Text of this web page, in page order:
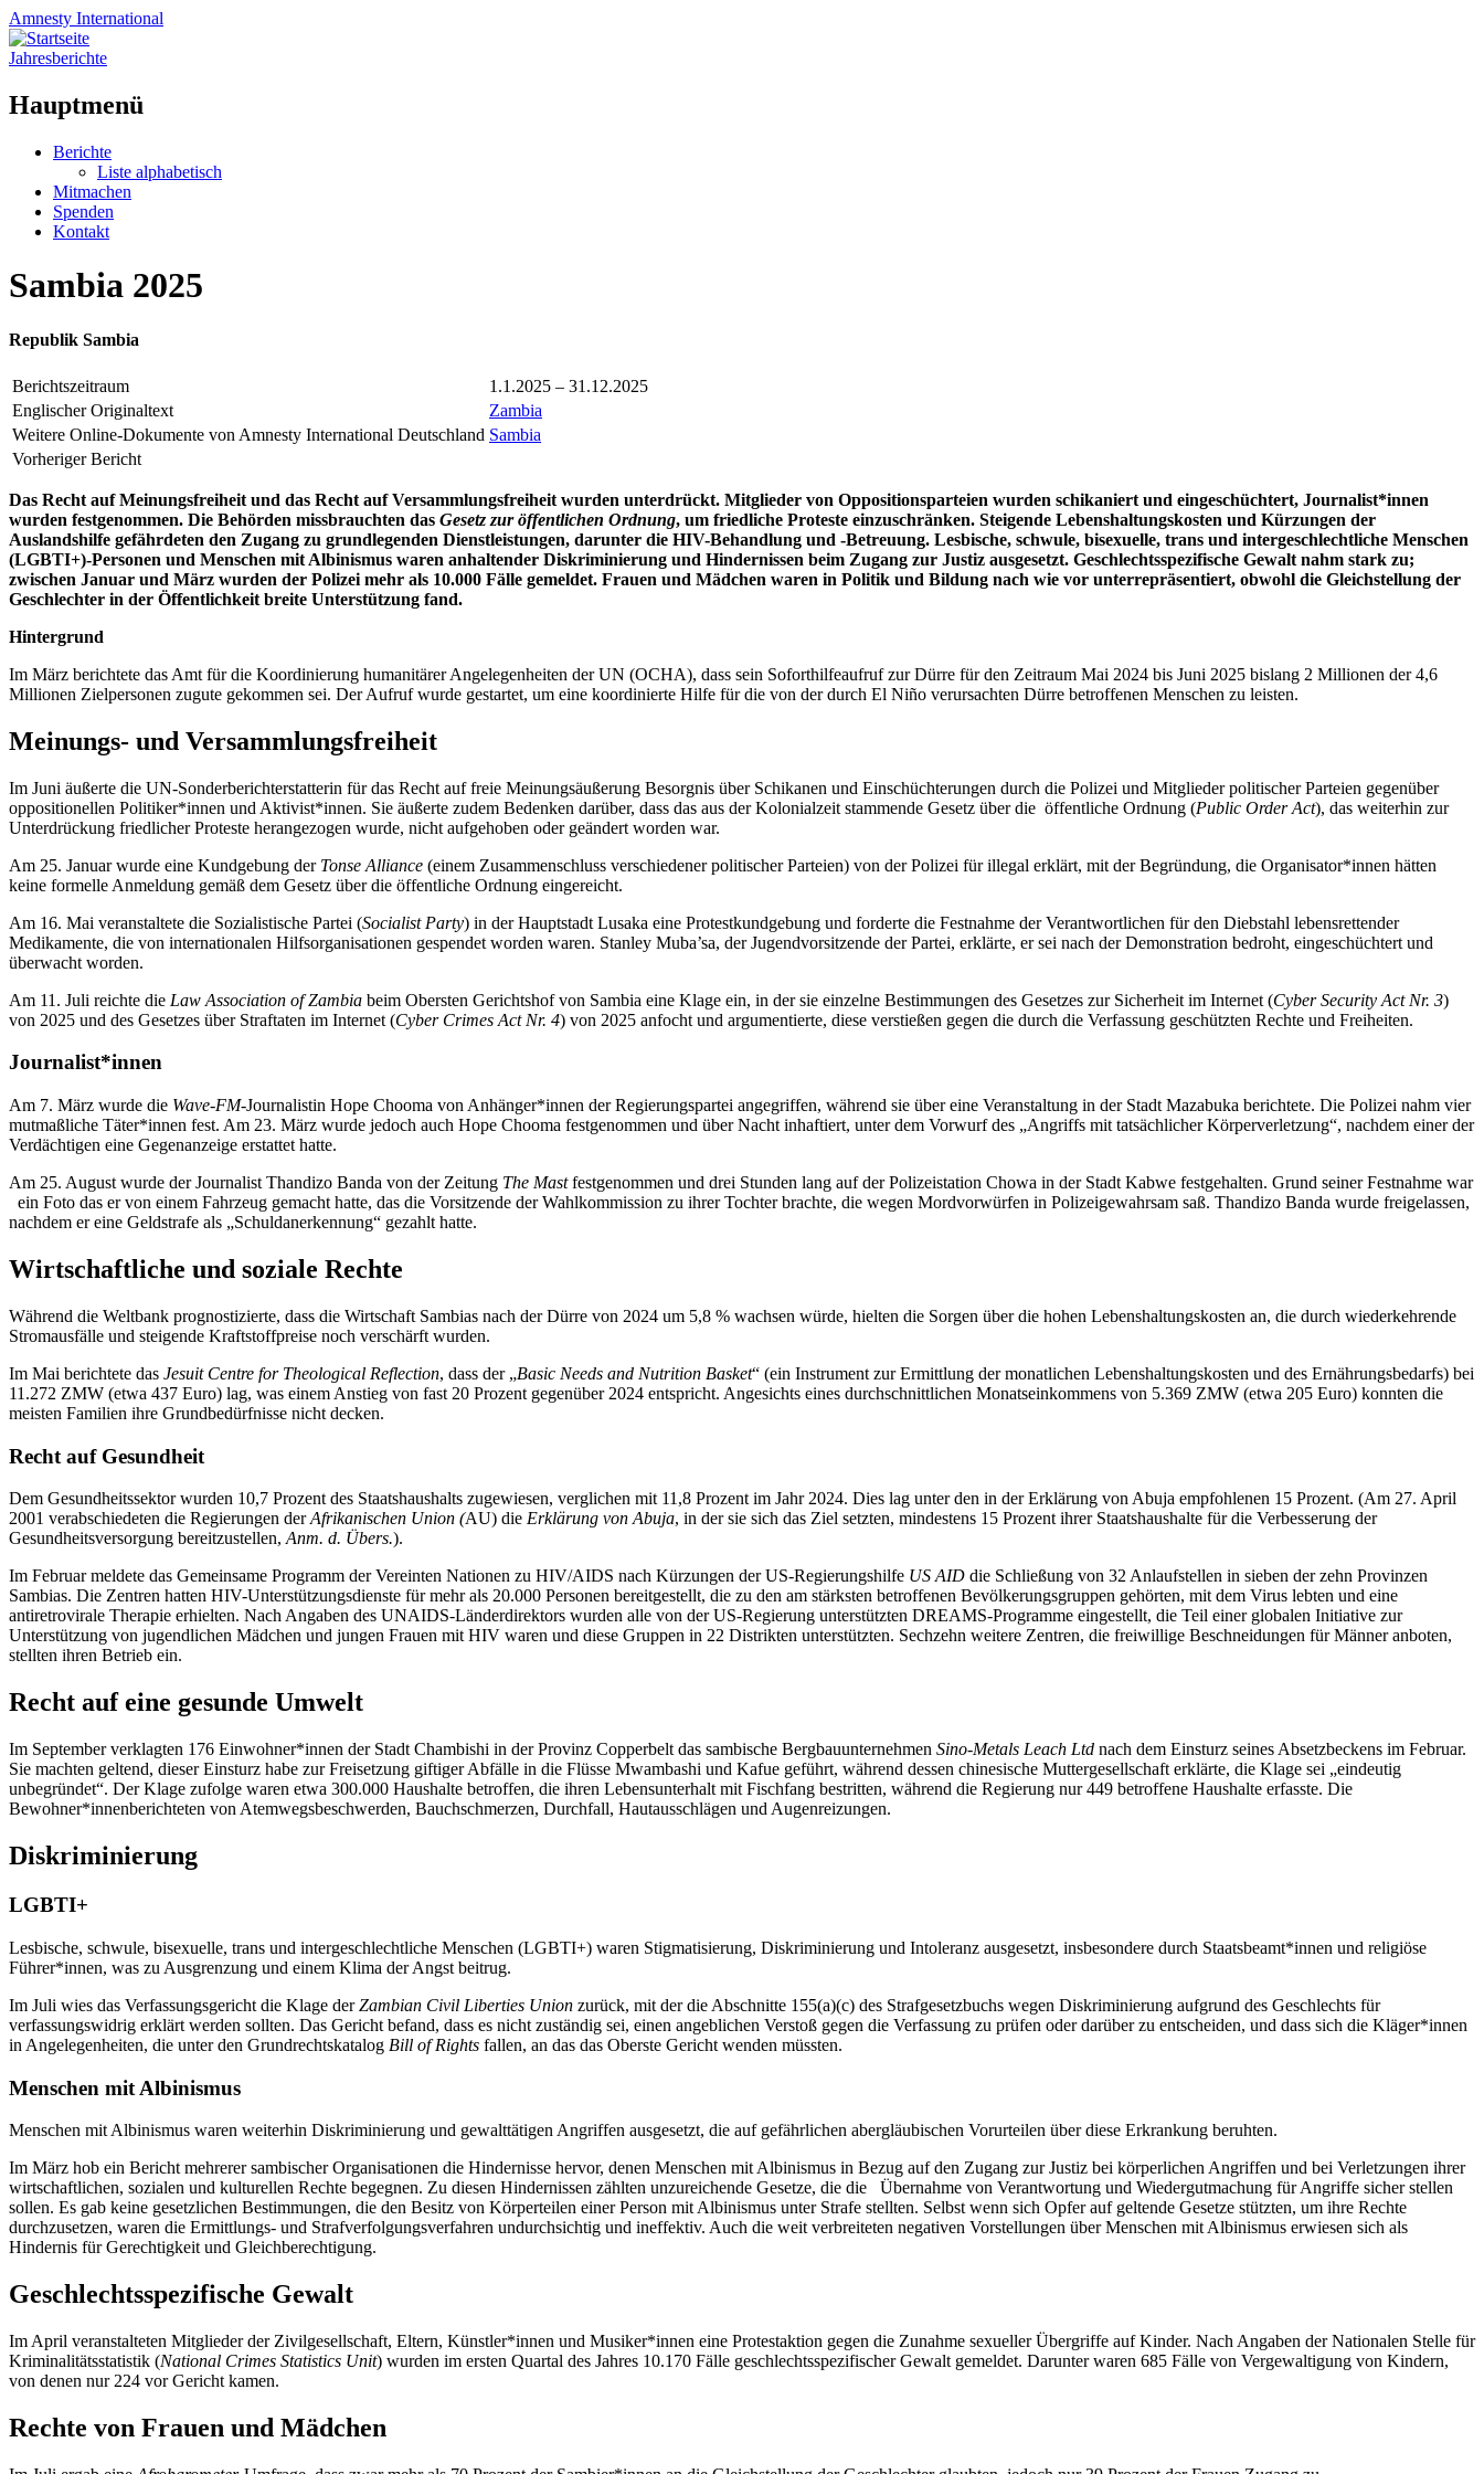
Amnesty International
Jahresberichte
Hauptmenü
Zum
springen
Berichte
Liste alphabetisch
Mitmachen
Spenden
Kontakt
Sambia 2025
Republik Sambia
Berichtszeitraum
1.1.2025 – 31.12.2025
Englischer Originaltext
Zambia
Weitere Online-Dokumente von Amnesty International Deutschland Sambia
Vorheriger Bericht
Das Recht aufMeinungsfreiheit und das Recht aufVersammlungsfreiheit wurden unterdrückt. Mitglieder von Oppositionsparteien wurden schikaniert und eingeschüchtert, Journalist*innen
wurden festgenommen. Die Behörden missbrauchten das Gesetz zur öffentlichen Ordnung, um friedliche Proteste einzuschränken. Steigende Lebenshaltungskosten und Kürzungen der
Auslandshilfe gefährdeten den Zugang zu grundlegenden Dienstleistungen, darunter die HIV-Behandlung und -Betreuung. Lesbische, schwule, bisexuelle, trans und intergeschlechtliche Menschen
(LGBTI+)-Personen und Menschen mit Albinismus waren anhaltender Diskriminierung und Hindernissen beim Zugang zur Justiz ausgesetzt. Geschlechtsspezifische Gewalt nahm stark zu;
zwischen Januar und März wurden der Polizei mehr als 10.000 Fälle gemeldet. Frauen und Mädchen waren in Politik und Bildung nach wie vor unterrepräsentiert, obwohl die Gleichstellung der
Geschlechter in der Öffentlichkeit breite Unterstützung fand.
Hintergrund
Im März berichtete das Amt für die Koordinierung humanitärer Angelegenheiten der UN (OCHA), dass sein Soforthilfeaufruf zur Dürre für den Zeitraum Mai 2024 bis Juni 2025 bislang 2 Millionen der 4,6
Millionen Zielpersonen zugute gekommen sei. Der Aufruf wurde gestartet, um eine koordinierte Hilfe für die von der durch El Niño verursachten Dürre betroffenen Menschen zu leisten.
Meinungs- und Versammlungsfreiheit
Im Juni äußerte die UN-Sonderberichterstatterin für das Recht auf freie Meinungsäußerung Besorgnis über Schikanen und Einschüchterungen durch die Polizei und Mitglieder politischer Parteien gegenüber
oppositionellen Politiker*innen und Aktivist*innen. Sie äußerte zudem Bedenken darüber, dass das aus der Kolonialzeit stammende Gesetz über die öffentliche Ordnung (Public OrderAct), das weiterhin zur
Unterdrückung friedlicher Proteste herangezogen wurde, nicht aufgehoben oder geändert worden war.
Am 25. Januar wurde eine Kundgebung der Tonse Alliance (einem Zusammenschluss verschiedener politischer Parteien) von der Polizei für illegal erklärt, mit der Begründung, die Organisator*innen hätten
keine formelle Anmeldung gemäß dem Gesetz über die öffentliche Ordnung eingereicht.
Am 16. Mai veranstaltete die Sozialistische Partei (Socialist Party) in der Hauptstadt Lusaka eine Protestkundgebung und forderte die Festnahme der Verantwortlichen für den Diebstahl lebensrettender
Medikamente, die von internationalen Hilfsorganisationen gespendet worden waren. Stanley Muba’sa, der Jugendvorsitzende der Partei, erklärte, er sei nach der Demonstration bedroht, eingeschüchtert und
überwacht worden.
Am 11. Juli reichte die Law Association of Zambia beim Obersten Gerichtshof von Sambia eine Klage ein, in der sie einzelne Bestimmungen des Gesetzes zur Sicherheit im Internet (Cyber Security Act Nr. 3)
von 2025 und des Gesetzes über Straftaten im Internet (Cyber Crimes Act Nr. 4) von 2025 anfocht und argumentierte, diese verstießen gegen die durch die Verfassung geschützten Rechte und Freiheiten.
Journalist*innen
Am 7. März wurde die Wave-FM-Journalistin Hope Chooma von Anhänger*innen der Regierungspartei angegriffen, während sie über eine Veranstaltung in der Stadt Mazabuka berichtete. Die Polizei nahm vier
mutmaßliche Täter*innen fest. Am 23. März wurde jedoch auch Hope Chooma festgenommen und über Nacht inhaftiert, unter dem Vorwurf des „Angriffs mit tatsächlicher Körperverletzung“, nachdem einer der
Verdächtigen eine Gegenanzeige erstattet hatte.
Am 25. August wurde der Journalist Thandizo Banda von der Zeitung The Mastfestgenommen und drei Stunden lang auf der Polizeistation Chowa in der Stadt Kabwe festgehalten. Grund seiner Festnahme war
ein Foto das er von einem Fahrzeug gemacht hatte, das die Vorsitzende der Wahlkommission zu ihrer Tochter brachte, die wegen Mordvorwürfen in Polizeigewahrsam saß. Thandizo Banda wurde freigelassen,
nachdem er eine Geldstrafe als „Schuldanerkennung“ gezahlt hatte.
Wirtschaftliche und soziale Rechte
Während die Weltbank prognostizierte, dass die Wirtschaft Sambias nach der Dürre von 2024 um 5,8 % wachsen würde, hielten die Sorgen über die hohen Lebenshaltungskosten an, die durch wiederkehrende
Stromausfälle und steigende Kraftstoffpreise noch verschärft wurden.
Im Mai berichtete das Jesuit Centre for Theological Reflection, dass der „Basic Needs and Nutrition Basket“ (ein Instrument zur Ermittlung der monatlichen Lebenshaltungskosten und des Ernährungsbedarfs) bei
11.272 ZMW (etwa 437 Euro) lag, was einem Anstieg von fast 20 Prozent gegenüber 2024 entspricht. Angesichts eines durchschnittlichen Monatseinkommens von 5.369 ZMW (etwa 205 Euro) konnten die
meisten Familien ihre Grundbedürfnisse nicht decken.
Recht auf Gesundheit
Dem Gesundheitssektor wurden 10,7 Prozent des Staatshaushalts zugewiesen, verglichen mit 11,8 Prozent im Jahr 2024. Dies lag unter den in der Erklärung von Abuja empfohlenen 15 Prozent. (Am 27. April
2001 verabschiedeten die Regierungen derAfrikanischen Union (AU) die Erklärung von Abuja, in der sie sich das Ziel setzten, mindestens 15 Prozent ihrer Staatshaushalte für die Verbesserung der
Gesundheitsversorgung bereitzustellen,Anm. d. Übers.).
Im Februar meldete das Gemeinsame Programm der Vereinten Nationen zu HIV/AIDS nach Kürzungen der US-Regierungshilfe US AID die Schließung von 32 Anlaufstellen in sieben der zehn Provinzen
Sambias. Die Zentren hatten HIV-Unterstützungsdienste für mehr als 20.000 Personen bereitgestellt, die zu den am stärksten betroffenen Bevölkerungsgruppen gehörten, mit dem Virus lebten und eine
antiretrovirale Therapie erhielten. Nach Angaben des UNAIDS-Länderdirektors wurden alle von der US-Regierung unterstützten DREAMS-Programme eingestellt, die Teil einer globalen Initiative zur
Unterstützung von jugendlichen Mädchen und jungen Frauen mit HIV waren und diese Gruppen in 22 Distrikten unterstützten. Sechzehn weitere Zentren, die freiwillige Beschneidungen für Männer anboten,
stellten ihren Betrieb ein.
Recht auf eine gesunde Umwelt
Im September verklagten 176 Einwohner*innen der Stadt Chambishi in der Provinz Copperbelt das sambische Bergbauunternehmen Sino-Metals Leach Ltd nach dem Einsturz seines Absetzbeckens im Februar.
Sie machten geltend, dieser Einsturz habe zur Freisetzung giftiger Abfälle in die Flüsse Mwambashi und Kafue geführt, während dessen chinesische Muttergesellschaft erklärte, die Klage sei „eindeutig
unbegründet“. Der Klage zufolge waren etwa 300.000 Haushalte betroffen, die ihren Lebensunterhalt mit Fischfang bestritten, während die Regierung nur 449 betroffene Haushalte erfasste. Die
Bewohner*innenberichteten von Atemwegsbeschwerden, Bauchschmerzen, Durchfall, Hautausschlägen und Augenreizungen.
Diskriminierung
LGBTI+
Lesbische, schwule, bisexuelle, trans und intergeschlechtliche Menschen (LGBTI+) waren Stigmatisierung, Diskriminierung und Intoleranz ausgesetzt, insbesondere durch Staatsbeamt*innen und religiöse
Führer*innen, was zu Ausgrenzung und einem Klima der Angst beitrug.
Im Juli wies das Verfassungsgericht die Klage derZambian Civil Liberties Union zurück, mit der die Abschnitte 155(a)(c) des Strafgesetzbuchs wegen Diskriminierung aufgrund des Geschlechts für
verfassungswidrig erklärt werden sollten. Das Gericht befand, dass es nicht zuständig sei, einen angeblichen Verstoß gegen die Verfassung zu prüfen oder darüber zu entscheiden, und dass sich die Kläger*innen
in Angelegenheiten, die unter den Grundrechtskatalog Bill of Rights fallen, an das das Oberste Gericht wenden müssten.
Menschen mit Albinismus
Menschen mit Albinismus waren weiterhin Diskriminierung und gewalttätigen Angriffen ausgesetzt, die auf gefährlichen abergläubischen Vorurteilen über diese Erkrankung beruhten.
Im März hob ein Bericht mehrerer sambischer Organisationen die Hindernisse hervor, denen Menschen mit Albinismus in Bezug auf den Zugang zur Justiz bei körperlichen Angriffen und bei Verletzungen ihrer
wirtschaftlichen, sozialen und kulturellen Rechte begegnen. Zu diesen Hindernissen zählten unzureichende Gesetze, die die Übernahme von Verantwortung und Wiedergutmachung für Angriffe sicher stellen
sollen. Es gab keine gesetzlichen Bestimmungen, die den Besitz von Körperteilen einer Person mit Albinismus unter Strafe stellten. Selbst wenn sich Opfer auf geltende Gesetze stützten, um ihre Rechte
durchzusetzen, waren die Ermittlungs- und Strafverfolgungsverfahren undurchsichtig und ineffektiv. Auch die weit verbreiteten negativen Vorstellungen über Menschen mit Albinismus erwiesen sich als
Hindernis für Gerechtigkeit und Gleichberechtigung.
Geschlechtsspezifische Gewalt
Im April veranstalteten Mitglieder der Zivilgesellschaft, Eltern, Künstler*innen und Musiker*innen eine Protestaktion gegen die Zunahme sexueller Übergriffe auf Kinder. Nach Angaben der Nationalen Stelle für
Kriminalitätsstatistik (National Crimes Statistics Unit) wurden im ersten Quartal des Jahres 10.170 Fälle geschlechtsspezifischer Gewalt gemeldet. Darunter waren 685 Fälle von Vergewaltigung von Kindern,
von denen nur 224 vor Gericht kamen.
Rechte von Frauen und Mädchen